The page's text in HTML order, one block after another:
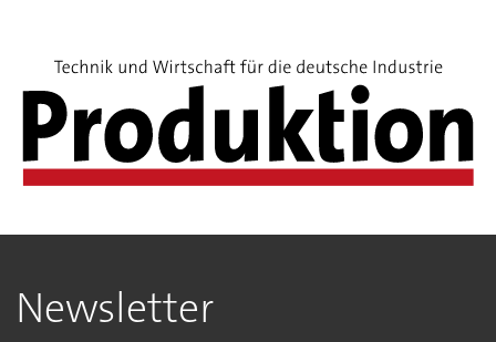
Newsletter